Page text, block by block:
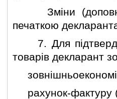
Змiни
печаткою
7. Для
товарiв декларант
рахунок-фактуру